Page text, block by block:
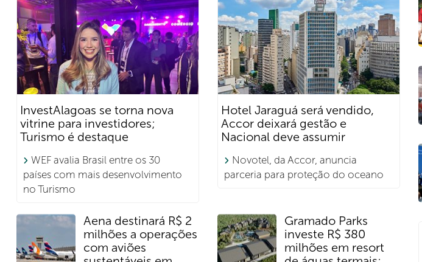
investimentos no País
InvestAlagoas se torna nova
vitrine para investidores;
Turismo é destaque
WEF avalia Brasil entre os 30
países com mais desenvolvimento
no Turismo
Hotel Jaraguá será vendido,
Accor deixará gestão e
Nacional deve assumir
Novotel, da Accor, anuncia
parceria para proteção do oceano
Aena destinará R$ 2
milhões a operações
com aviões
Gramado Parks
investe R$ 380
milhões em resort